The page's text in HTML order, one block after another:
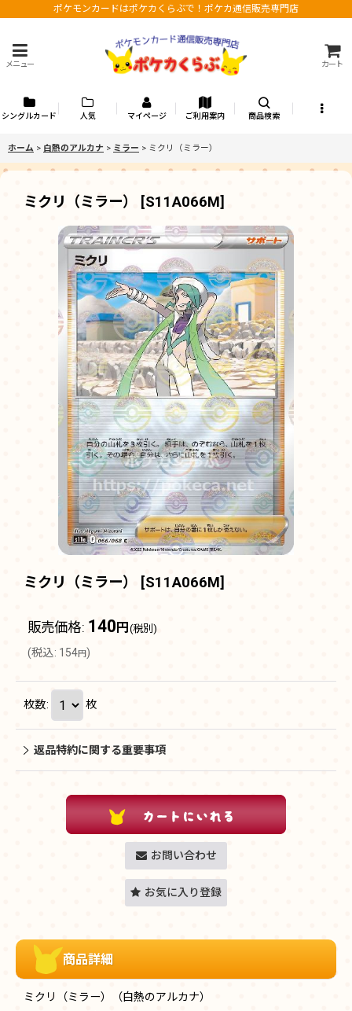
ポケモンカードはポケカくらぶで！ポケカ通信販売専門店
メニュー カート
シングルカード 人気 マイページ ご利用案内 商品検索
ホーム > 白熱のアルカナ > ミラー > ミクリ（ミラー）
ミクリ（ミラー） [S11A066M]
ミクリ（ミラー） [S11A066M]
販売価格: 140 円 (税別)
(税込: 154円 )
枚数: 枚
返品特約に関する重要事項
お問い合わせ
お気に入り登録
商品詳細
ミクリ（ミラー）（白熱のアルカナ）